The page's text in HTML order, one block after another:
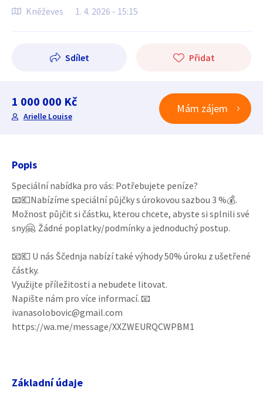
Kněževes 1. 4. 2026 - 15:15
Sdílet Přidat
1 000 000 Kč
Arielle Louise
Mám zájem
Popis
Speciální nabídka pro vás: Potřebujete peníze?
📧💶Nabízíme speciální půjčky s úrokovou sazbou 3 %💰.
Možnost půjčit si částku, kterou chcete, abyste si splnili své
sny🤗. Žádné poplatky/podmínky a jednoduchý postup.
📧💶 U nás Ščednja nabízí také výhody 50% úroku z ušetřené
částky.
Využijte příležitosti a nebudete litovat.
Napište nám pro více informací. 📧
ivanasolobovic@gmail.com
https://wa.me/message/XXZWEURQCWPBM1
Základní údaje